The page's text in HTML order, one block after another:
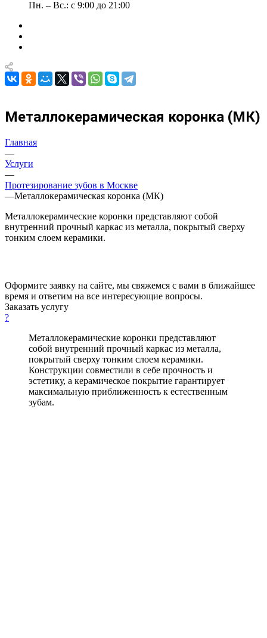
Пн. – Вс.: с 9:00 до 21:00
Металлокерамическая коронка (МК)
Главная
—
Услуги
—
Протезирование зубов в Москве
—Металлокерамическая коронка (МК)
Металлокерамические коронки представляют собой
внутренний прочный каркас из металла, покрытый сверху
тонким слоем керамики.
Оформите заявку на сайте, мы свяжемся с вами в ближайшее
время и ответим на все интересующие вопросы.
Заказать услугу
?
Металлокерамические коронки представляют
собой внутренний прочный каркас из металла,
покрытый сверху тонким слоем керамики.
Конструкции совместили в себе прочность и
эстетику, а керамическое покрытие гарантирует
максимальную приближенность к естественным
зубам.